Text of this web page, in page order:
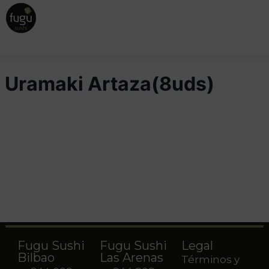
Uramaki Artaza(8uds)
Fugu Sushi
Bilbao
Fugu Sushi
Las Arenas
Legal
Términos y